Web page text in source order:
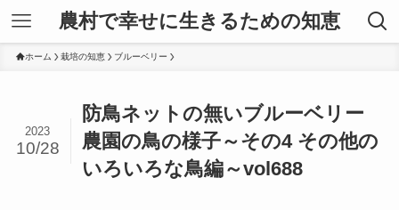
農村で幸せに生きるための知恵
ホーム 栽培の知恵 ブルーベリー
防鳥ネットの無いブルーベリー
農園の鳥の様子～その4 その他の
いろいろな鳥編～vol688
2023
10/28